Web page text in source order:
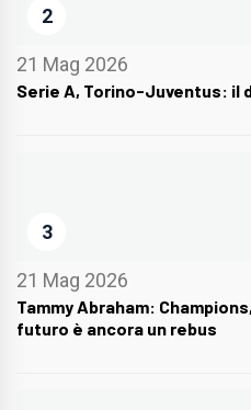
2
21 Mag 2026
Serie A, Torino-Juventus: il
3
21 Mag 2026
Tammy Abraham:
futuro è ancora un rebus